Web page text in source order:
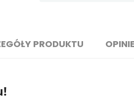
PRODUKTU OPINIE